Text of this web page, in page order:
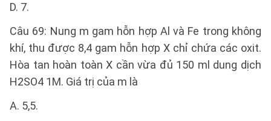
D. 7.
Câu 69: Nung m gam hỗn hợp Al và Fe trong không
khí, thu được 8,4 gam hỗn hợp X chỉ chứa các oxit.
Hòa tan hoàn toàn X cần vừa đủ 150 ml dung dịch
H2SO4 1M. Giá trị của m là
A. 5,5.